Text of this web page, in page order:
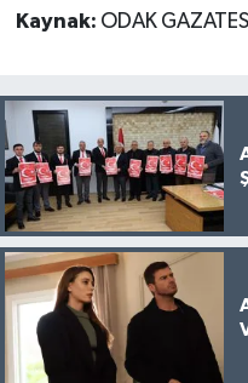
Kaynak: ODAK GAZATESİ